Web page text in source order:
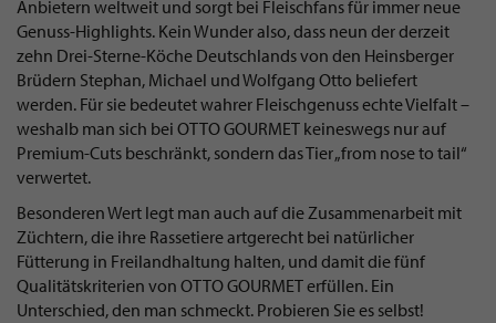
Anbietern weltweit und sorgt bei Fleischfans für immer neue
Genuss-Highlights. Kein Wunder also, dass neun der derzeit
zehn Drei-Sterne-Köche Deutschlands von den Heinsberger
Brüdern Stephan, Michael und Wolfgang Otto beliefert
werden. Für sie bedeutet wahrer Fleischgenuss echte Vielfalt –
weshalb man sich bei OTTO GOURMET keineswegs nur auf
Premium-Cuts beschränkt, sondern das Tier „from nose to tail“
verwertet.
Besonderen Wert legt man auch auf die Zusammenarbeit mit
Züchtern, die ihre Rassetiere artgerecht bei natürlicher
Fütterung in Freilandhaltung halten, und damit die fünf
Qualitätskriterien von OTTO GOURMET erfüllen. Ein
Unterschied, den man schmeckt. Probieren Sie es selbst!